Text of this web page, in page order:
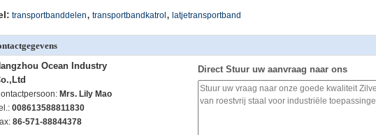
transportbanddelen, transportbandkatrol , latjetransportband
Ocean Industry
Mrs. Lily Mao
008613588811830
86-571-88844378
Direct Stuur uw aanvraag naar ons